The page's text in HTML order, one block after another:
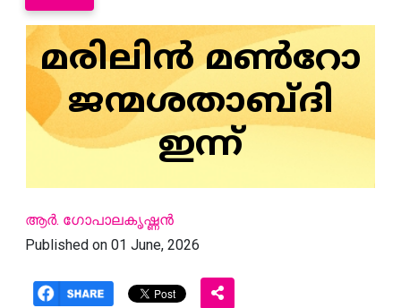
മരിലിന്‍ മണ്‍റോ
ജന്മശതാബ്ദി
ഇന്ന്
ആര്‍. ഗോപാലകൃഷ്ണന്‍
Published on 01 June, 2026